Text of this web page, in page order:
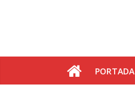
PORTADA